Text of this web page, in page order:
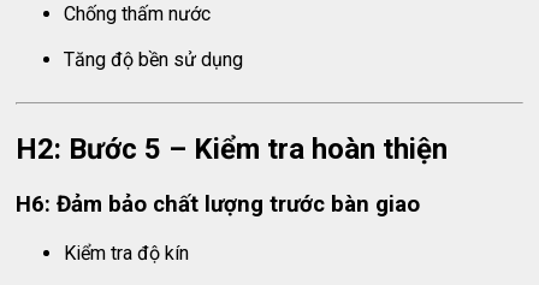
Chống thấm nước
Tăng độ bền sử dụng
H2: Bước 5 – Kiểm tra hoàn thiện
H6: Đảm bảo chất lượng trước bàn giao
Kiểm tra độ kín